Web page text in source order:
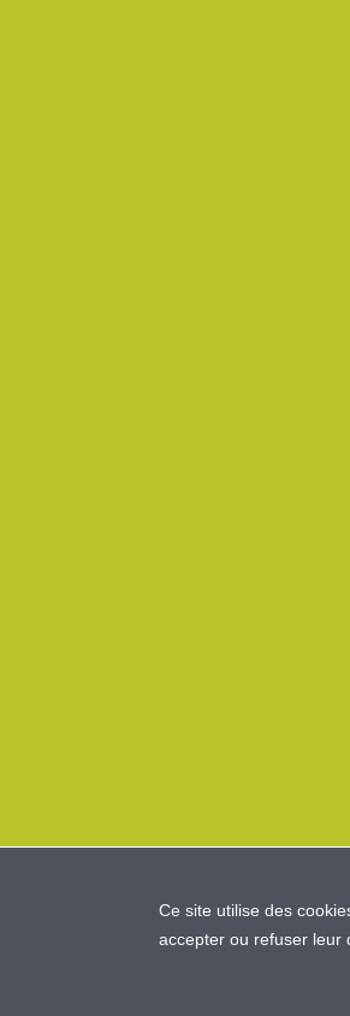
Ce site utilise des
accepter ou refuser leur